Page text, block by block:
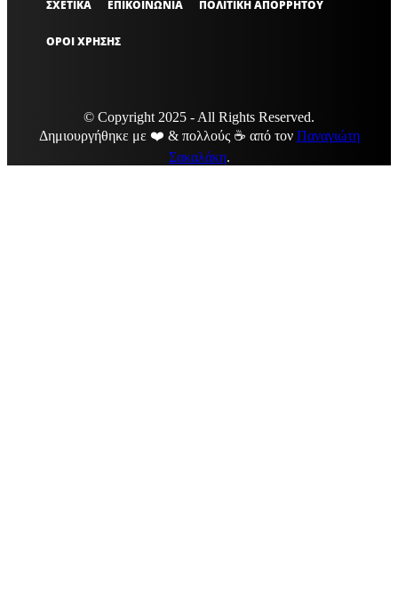
ΣΧΕΤΙΚΑ ΕΠΙΚΟΙΝΩΝΙΑ ΠΟΛΙΤΙΚΗ ΑΠΟΡΡΗΤΟΥ
ΟΡΟΙ ΧΡΗΣΗΣ
© Copyright 2025 - All Rights Reserved.
Δημιουργήθηκε με ❤️ & πολλούς ☕ από τον Παναγιώτη
Σακαλάκη.